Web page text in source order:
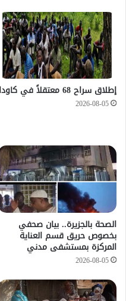
إطلاق سراح 68 معتقلاً في كاودا
2026-08-05
الصحة بالجزيرة.. بيان صحفي
بخصوص حريق قسم العناية
المركزة بمستشفى مدني
2026-08-05